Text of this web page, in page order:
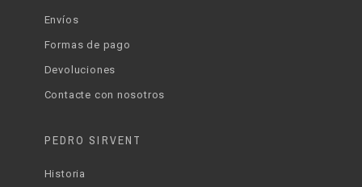
Envíos
Formas de pago
Devoluciones
Contacte con nosotros
PEDRO SIRVENT
Historia